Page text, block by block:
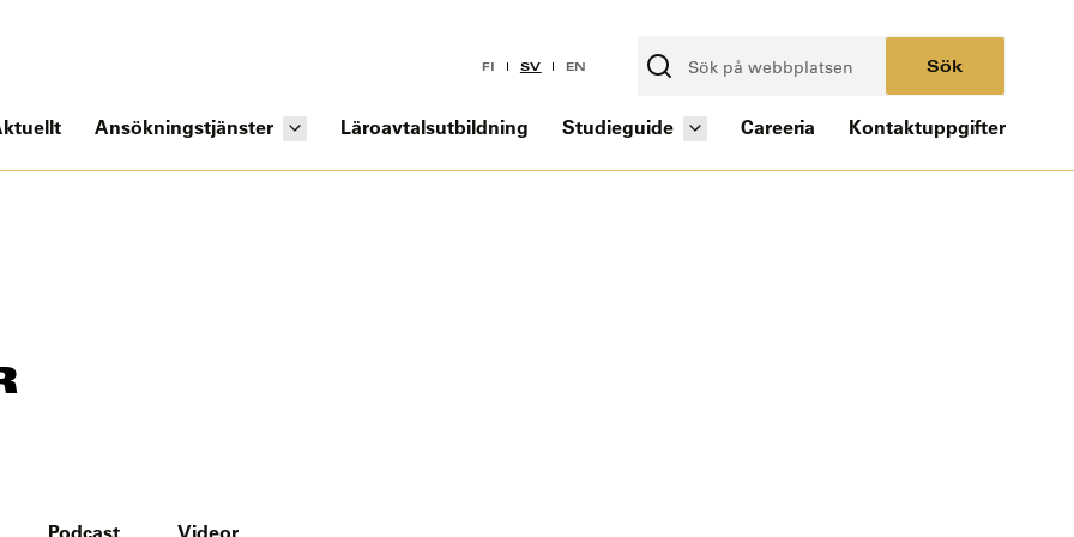
FI SV EN Sök
Ansökningstjänster Läroavtalsutbildning Studieguide Careeria Kontaktuppgifter
Podcast Videor